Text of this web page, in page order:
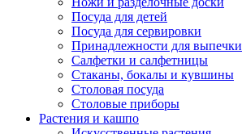
Посуда для детей
Посуда для сервировки
Принадлежности для выпечки
Салфетки и салфетницы
Стаканы, бокалы и кувшины
Столовая посуда
Столовые приборы
Растения и кашпо